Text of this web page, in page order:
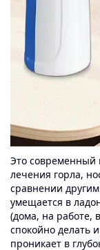
Это современный
лечения горла,
сравнении
умещается в
(дома, на работе,
спокойно делать
проникает в